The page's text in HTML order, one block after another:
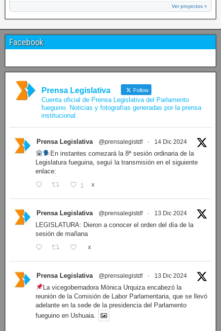
Ver proyectos »
Facebook
Prensa Legislativa Follow
Cuenta oficial de Prensa Legislativa del Parlamento
fueguino. Noticias y fotografías generadas por la prensa
institucional.
Prensa Legislativa @prensalegistdf · 14 Dic 2024
En instantes comezará la 8ª sesión ordinaria de la
Legislatura fueguina, seguí la transmisión en el siguiente
enlace:
1 X
Prensa Legislativa @prensalegistdf · 13 Dic 2024
LEGISLATURA: Dieron a conocer el orden del día de la
sesión de mañana
X
Prensa Legislativa @prensalegistdf · 13 Dic 2024
La vicegobernadora Mónica Urquiza encabezó la
reunión de la Comisión de Labor Parlamentaria, que se llevó
adelante en la sede de la presidencia del Parlamento
fueguino en Ushuaia.